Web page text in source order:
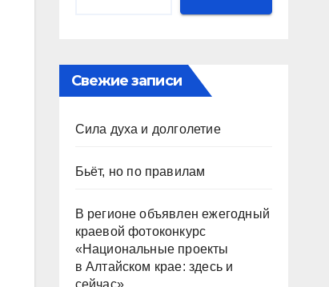
Свежие записи
Сила духа и долголетие
Бьёт, но по правилам
В регионе объявлен ежегодный
краевой фотоконкурс
«Национальные проекты
в Алтайском крае: здесь и
сейчас»